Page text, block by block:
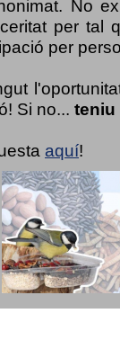
No
per tal
per
Si no... teniu
aquí!